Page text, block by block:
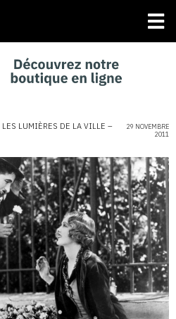
LES LUMIÈRES DE LA VILLE –
29 NOVEMBRE
2011